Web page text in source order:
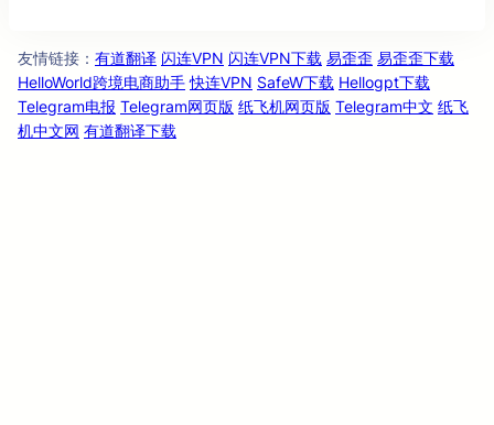
友情链接 ： 有道翻译 闪连VPN 闪连VPN下载 易歪歪 易歪歪下载
HelloWorld跨境电商助手 快连VPN SafeW下载 Hellogpt下载
Telegram电报 Telegram网页版 纸飞机网页版 Telegram中文 纸飞
机中文网 有道翻译下载